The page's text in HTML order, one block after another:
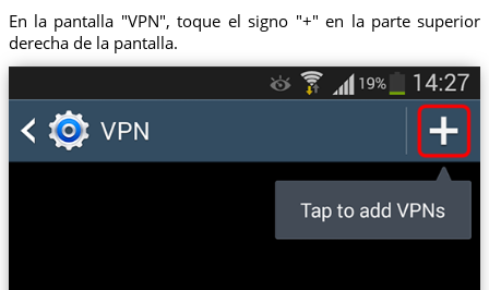
En la pantalla "VPN", toque el signo "+" en la parte superior
derecha de la pantalla.